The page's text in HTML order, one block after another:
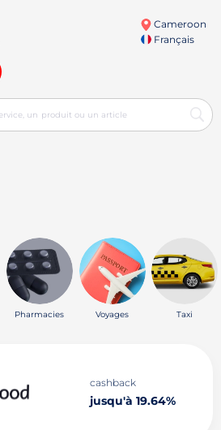
Cameroon
Français
Pharmacies Voyages Taxi
cashback
jusqu'à 19.64%